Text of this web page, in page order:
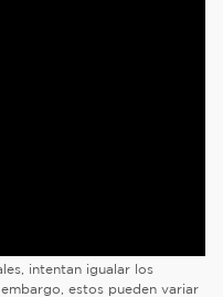
intentan igualar los
estos pueden variar